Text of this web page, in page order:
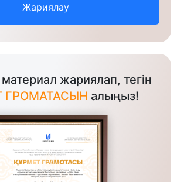
Жариялау
жариялап, тегін
ГРОМАТАСЫН алыңыз!